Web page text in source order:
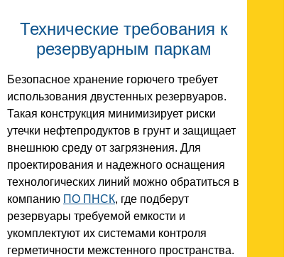
Технические требования к
резервуарным паркам
Безопасное хранение горючего требует
использования двустенных резервуаров.
Такая конструкция минимизирует риски
утечки нефтепродуктов в грунт и защищает
внешнюю среду от загрязнения. Для
проектирования и надежного оснащения
технологических линий можно обратиться в
компанию ПО ПНСК, где подберут
резервуары требуемой емкости и
укомплектуют их системами контроля
герметичности межстенного пространства.